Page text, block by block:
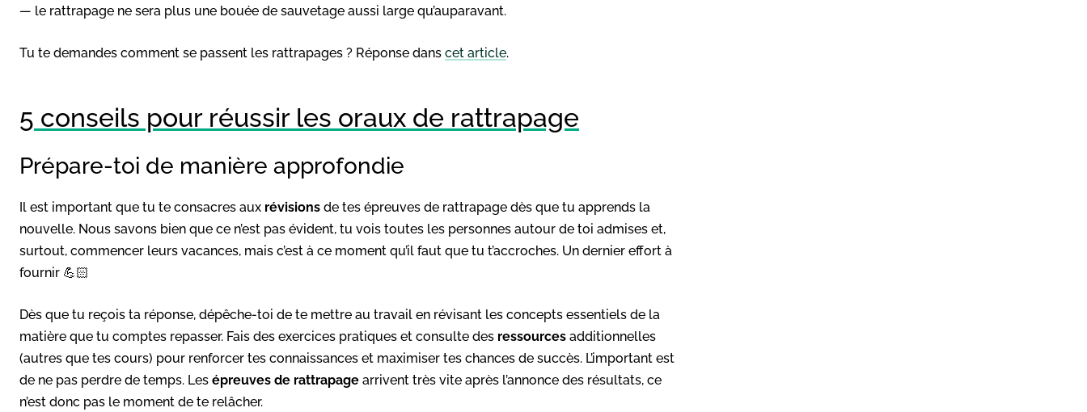
— le rattrapage ne sera plus une bouée de sauvetage aussi large qu’auparavant.
Tu te demandes comment se passent les rattrapages ? Réponse dans cet article.
5 conseils pour réussir les oraux de rattrapage
Prépare-toi de manière approfondie
Il est important que tu te consacres aux révisions de tes épreuves de rattrapage dès que tu apprends la
nouvelle. Nous savons bien que ce n’est pas évident, tu vois toutes les personnes autour de toi admises et,
surtout, commencer leurs vacances, mais c’est à ce moment qu’il faut que tu t’accroches. Un dernier effort à
fournir 💪🏻
Dès que tu reçois ta réponse, dépêche-toi de te mettre au travail en révisant les concepts essentiels de la
matière que tu comptes repasser. Fais des exercices pratiques et consulte des ressources additionnelles
(autres que tes cours) pour renforcer tes connaissances et maximiser tes chances de succès. L’important est
de ne pas perdre de temps. Les épreuves de rattrapage arrivent très vite après l’annonce des résultats, ce
n’est donc pas le moment de te relâcher.